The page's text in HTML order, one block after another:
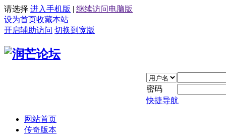
请选择 进入手机版 | 继续访问电脑版
设为首页收藏本站
开启辅助访问 切换到宽版
密码
快捷导航
网站首页
传奇版本